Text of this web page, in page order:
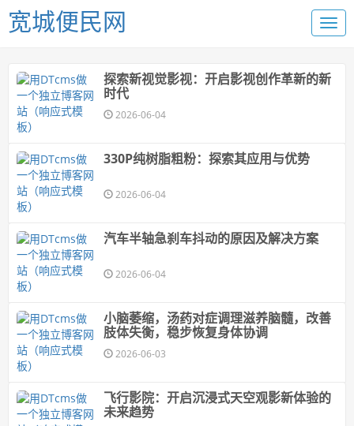
宽城便民网
探索新视觉影视：开启影视创作革新的新
时代
2026-06-04
330P纯树脂粗粉：探索其应用与优势
2026-06-04
汽车半轴急刹车抖动的原因及解决方案
2026-06-04
小脑萎缩，汤药对症调理滋养脑髓，改善
肢体失衡，稳步恢复身体协调
2026-06-03
飞行影院：开启沉浸式天空观影新体验的
未来趋势